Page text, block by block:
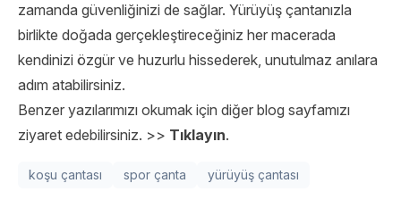
zamanda güvenliğinizi de sağlar. Yürüyüş çantanızla
birlikte doğada gerçekleştireceğiniz her macerada
kendinizi özgür ve huzurlu hissederek, unutulmaz anılara
adım atabilirsiniz.
Benzer yazılarımızı okumak için diğer blog sayfamızı
ziyaret edebilirsiniz. >> Tıklayın.
koşu çantası spor çanta yürüyüş çantası